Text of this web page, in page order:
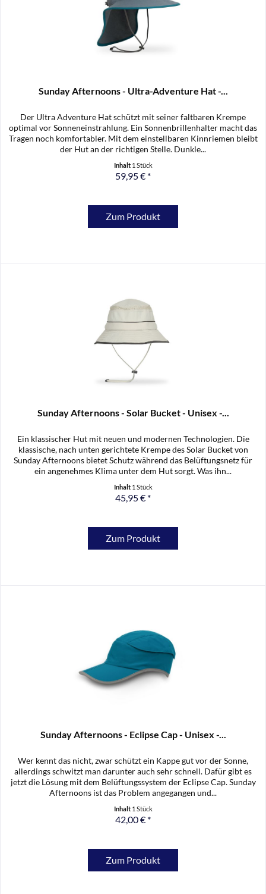
Sunday Afternoons - Ultra-Adventure Hat -...
Der Ultra Adventure Hat schützt mit seiner faltbaren Krempe
optimal vor Sonneneinstrahlung. Ein Sonnenbrillenhalter macht das
Tragen noch komfortabler. Mit dem einstellbaren Kinnriemen bleibt
der Hut an der richtigen Stelle. Dunkle...
Inhalt 1 Stück
59,95 € *
Zum Produkt
Sunday Afternoons - Solar Bucket - Unisex -...
Ein klassischer Hut mit neuen und modernen Technologien. Die
klassische, nach unten gerichtete Krempe des Solar Bucket von
Sunday Afternoons bietet Schutz während das Belüftungsnetz für
ein angenehmes Klima unter dem Hut sorgt. Was ihn...
Inhalt 1 Stück
45,95 € *
Zum Produkt
Sunday Afternoons - Eclipse Cap - Unisex -...
Wer kennt das nicht, zwar schützt ein Kappe gut vor der Sonne,
allerdings schwitzt man darunter auch sehr schnell. Dafür gibt es
jetzt die Lösung mit dem Belüftungssystem der Eclipse Cap. Sunday
Afternoons ist das Problem angegangen und...
Inhalt 1 Stück
42,00 € *
Zum Produkt